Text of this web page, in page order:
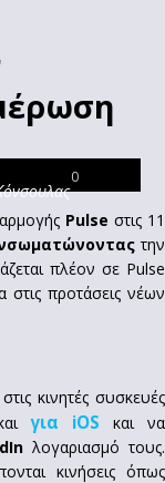
0
Pulse στις 11
την
πλέον σε Pulse
στις προτάσεις νέων
κινητές συσκευές
για iOS και να
λογαριασμό τους.
κινήσεις όπως